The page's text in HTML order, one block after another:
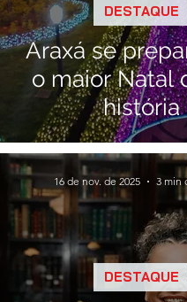
Araxá se
o maior Natal
história
DESTAQUE
DESTAQUE
16 de nov. de 2025 3 min